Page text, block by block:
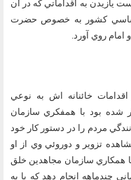
يازيدن به اقداماتي كه در آن
اساسي كشور به خصوص حضرت
امام روي آورد.
خائنانه اش به نوعي
شده بود با همفكري سازمان
مردم را در دستور كار خود
تزوير و دوروئي وي از او
همكاري سازمان مجاهدين خلق
چندماهه انجام دهد كه با به